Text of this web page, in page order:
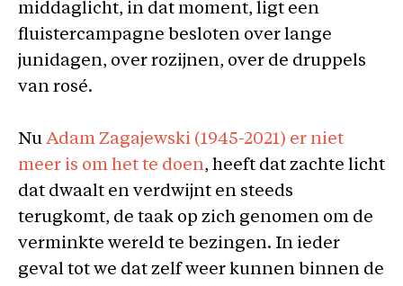
middaglicht, in dat moment, ligt een
fluistercampagne besloten over lange
junidagen, over rozijnen, over de druppels
van rosé.
Nu Adam Zagajewski (1945-2021) er niet
meer is om het te doen, heeft dat zachte licht
dat dwaalt en verdwijnt en steeds
terugkomt, de taak op zich genomen om de
verminkte wereld te bezingen. In ieder
geval tot we dat zelf weer kunnen binnen de